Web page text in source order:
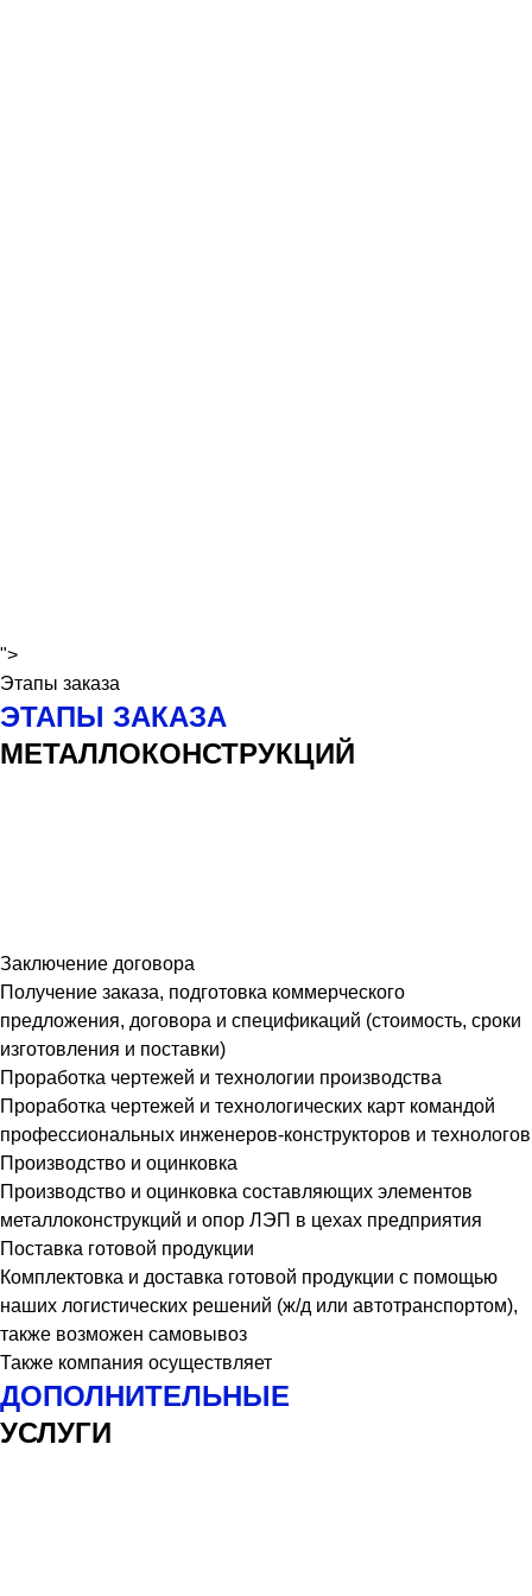
">
Этапы заказа
ЭТАПЫ ЗАКАЗА
МЕТАЛЛОКОНСТРУКЦИЙ
Заключение договора
Получение заказа, подготовка коммерческого
предложения, договора и спецификаций (стоимость, сроки
изготовления и поставки)
Проработка чертежей и технологии производства
Проработка чертежей и технологических карт командой
профессиональных инженеров-конструкторов и технологов
Производство и оцинковка
Производство и оцинковка составляющих элементов
металлоконструкций и опор ЛЭП в цехах предприятия
Поставка готовой продукции
Комплектовка и доставка готовой продукции с помощью
наших логистических решений (ж/д или автотранспортом),
также возможен самовывоз
Также компания осуществляет
ДОПОЛНИТЕЛЬНЫЕ
УСЛУГИ